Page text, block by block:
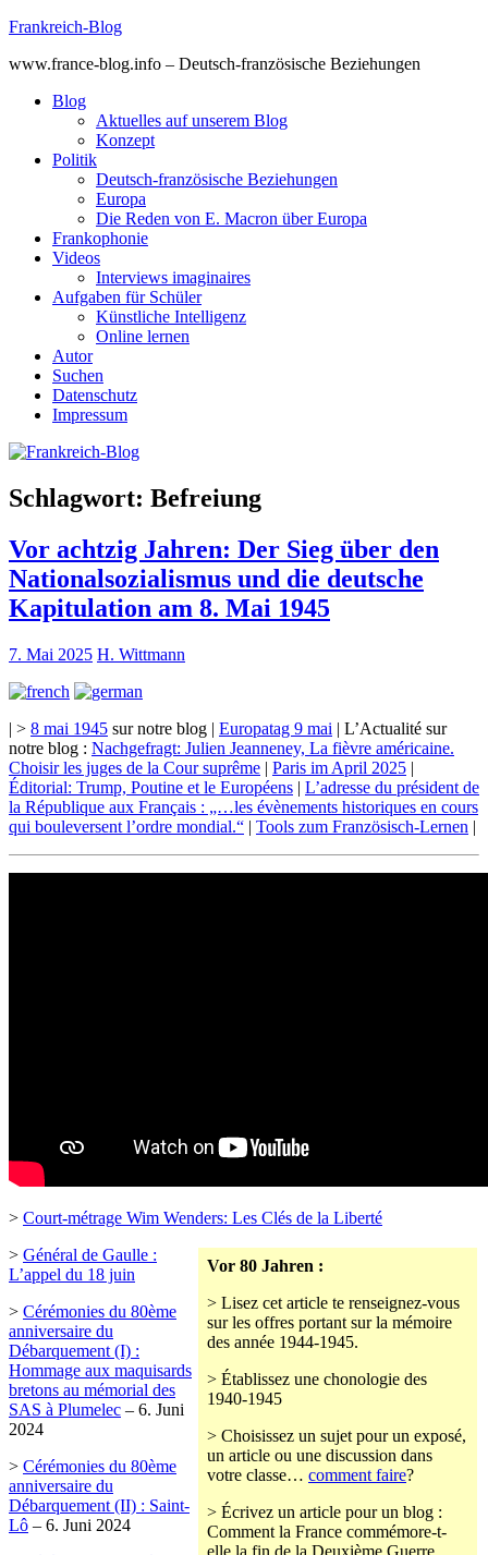
Skip
content
Frankreich-Blog
www.france-blog.info – Deutsch-französische Beziehungen
Blog
Aktuelles auf unserem Blog
Konzept
Politik
Deutsch-französische Beziehungen
Europa
Die Reden von E. Macron über Europa
Frankophonie
Videos
Interviews imaginaires
Aufgaben für Schüler
Künstliche Intelligenz
Online lernen
Autor
Suchen
Datenschutz
Impressum
Schlagwort: Befreiung
Vor achtzig Jahren: Der Sieg über den
Nationalsozialismus und die deutsche
Kapitulation am 8. Mai 1945
7. Mai 2025 H. Wittmann
| > 8 mai 1945 sur notre blog | Europatag 9 mai | L’Actualité sur
notre blog : Nachgefragt: Julien Jeanneney, La fièvre américaine.
Choisir les juges de la Cour suprême | Paris im April 2025 |
Éditorial: Trump, Poutine et le Européens | L’adresse du président de
la République aux Français : „…les évènements historiques en cours
qui bouleversent l’ordre mondial.“ | Tools zum Französisch-Lernen |
> Court-métrage Wim Wenders: Les Clés de la Liberté
Vor 80 Jahren :
> Lisez cet article te renseignez-vous
sur les offres portant sur la mémoire
des année 1944-1945.
> Établissez une chonologie des
1940-1945
> Choisissez un sujet pour un exposé,
un article ou une discussion dans
votre classe… comment faire?
> Écrivez un article pour un blog :
Comment la France commémore-t-
elle la fin de la Deuxième Guerre
> Général de Gaulle :
L’appel du 18 juin
> Cérémonies du 80ème
anniversaire du
Débarquement (I) :
Hommage aux maquisards
bretons au mémorial des
SAS à Plumelec – 6. Juni
2024
> Cérémonies du 80ème
anniversaire du
Débarquement (II) : Saint-
Lô – 6. Juni 2024